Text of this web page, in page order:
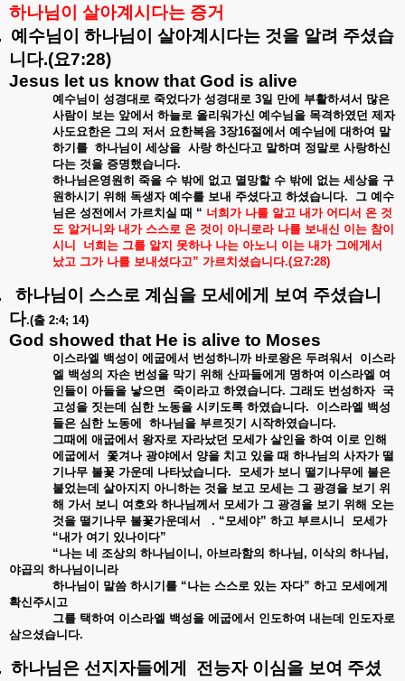
하나님이 살아계시다는 증거
예수님이 하나님이 살아계시다는 것을 알려 주셨습
니다.(요7:28)
Jesus let us know that God is alive
예수님이 성경대로 죽었다가 성경대로 3일 만에 부활하셔서 많은
사람이
보는 앞에서 하늘로 올리워가신 예수님을 목격하였던 제자
사도요한은 그의 저서 요한복음 3장16절에서 예수님에 대하여 말
하기를 하나님이 세상을 사랑 하신다고 말하며 정말로 사랑하신
다는 것을 증명했습니다.
하나님은영원히 죽을 수 밖에 없고 멸망할 수 밖에 없는 세상을 구
원하시기 위해 독생자 예수를 보내 주셨다고 하셨습니다. 그 예수
님은 성전에서 가르치실 때 “ 너희가 나를 알고 내가 어디서 온 것
도 알거니와 내가 스스로 온 것이 아니로라 나를 보내신 이는 참이
시니
너희는 그를 알지 못하나 나는 아노니 이는 내가 그에게서
났고 그가 나를 보내셨다고” 가르치셨습니다.(요7:28)
하나님이 스스로 계심을 모세에게 보여 주셨습니
다.(출 2:4; 14)
God showed that He is alive to Moses
이스라엘 백성이 에굽에서 번성하니까 바로왕은 두려워서
이스라
엘 백성의 자손 번성을 막기 위해 산파들에게 명하여 이스라엘 여
인들이
아들을 낳으면 죽이라고 하였습니다. 그래도 번성하자 국
고성을 짓는데 심한 노동을 시키도록 하였습니다. 이스라엘 백성
들은 심한 노동에 하나님을 부르짓기 시작하였습니다.
그때에 애굽에서 왕자로 자라났던 모세가 살인을 하여 이로 인해
에굽에서
쫓겨나 광야에서 양을 치고 있을 때 하나님의 사자가 떨
기나무 불꽃 가운데 나타났습니다. 모세가 보니 떨기나무에 불은
붙었는데 살아지지 아니하는 것을 보고 모세는 그 광경을 보기 위
해 가서 보니 여호와 하나님께서 모세가 그 광경을 보기 위해 오는
것을 떨기나무 불꽃가운데서 . “모세야” 하고 부르시니
모세가
“내가 여기 있나이다”
“나는 네 조상의 하나님이니 , 아브라함의 하나님 , 이삭의 하나님 ,
야곱의 하나님이니라
하나님이
말씀 하시기를 “나는 스스로 있는 자다” 하고 모세에게
확신주시고
그를 택하여 이스라엘 백성을 에굽에서 인도하여 내는데
인도자로
삼으셨습니다.
하나님은 선지자들에게 전능자 이심을 보여 주셨